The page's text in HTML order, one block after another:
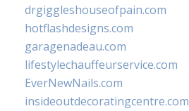
drgiggleshouseofpain.com
hotflashdesigns.com
garagenadeau.com
lifestylechauffeurservice.com
EverNewNails.com
insideoutdecoratingcentre.com